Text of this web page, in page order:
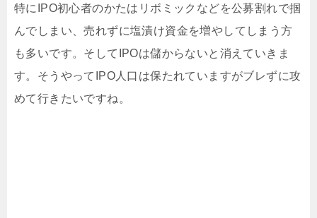
特にIPO初心者のかたはリボミックなどを公募割れで掴
んでしまい、売れずに塩漬け資金を増やしてしまう方
も多いです。そしてIPOは儲からないと消えていきま
す。そうやってIPO人口は保たれていますがブレずに攻
めて行きたいですね。